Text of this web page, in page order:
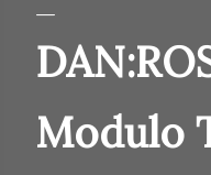
Modulo